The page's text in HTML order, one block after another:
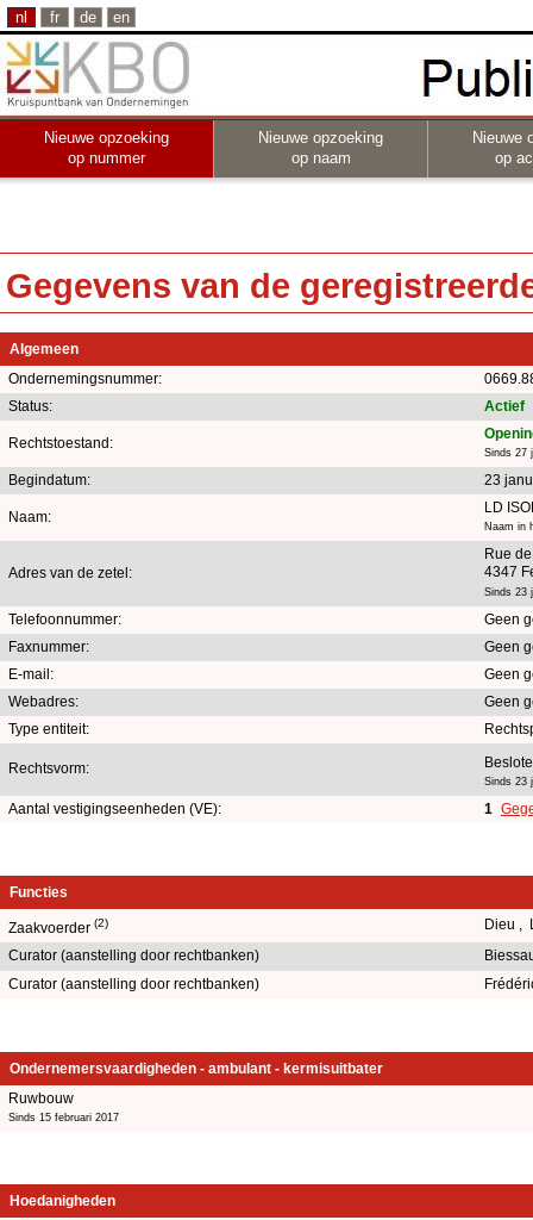
nl fr de en
Nieuwe opzoeking
op nummer
Nieuwe opzoeking
op naam
Nieuwe
op
Gegevens van de
Algemeen
Ondernemingsnummer:
Status:
Actief
Rechtstoestand:
Sinds 27
Begindatum: 23
Naam:
LD
Naam in
Adres van de zetel:
Rue
4347
Sinds 23
Telefoonnummer:
Geen
Faxnummer:
Geen
E-mail:
Geen
Webadres:
Geen
Type entiteit:
Rechtsvorm:
Sinds 23
Aantal vestigingseenheden (VE): 1
Functies
Zaakvoerder (2)
Dieu ,
Curator (aanstelling door rechtbanken)
Curator (aanstelling door rechtbanken)
Ondernemersvaardigheden - ambulant - kermisuitbater
Ruwbouw
Sinds 15 februari 2017
Hoedanigheden